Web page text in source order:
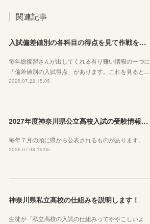
関連記事
入試偏差値別の各科目の得点を見て作戦を練ろう！
毎年総復習さんが出してくれる有り難い情報の一つに
「偏差値別の入試得点」があります。これを見ると…
2026.07.22 15:05
2027年度神奈川県公立高校入試の受験情報のまとめ【実施要項・募集案内等】
毎年７月の頭に県から公表されるものがあります。
2026.07.08 15:05
神奈川県私立高校の仕組みを説明します！
生徒が「私立高校の入試の仕組みってややこしいよ